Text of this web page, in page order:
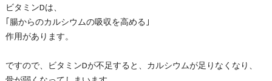
ビタミンDは、
｢腸からのカルシウムの吸収を高める｣
作用があります。
ですので、ビタミンDが不足すると、カルシウムが足りなくなり、